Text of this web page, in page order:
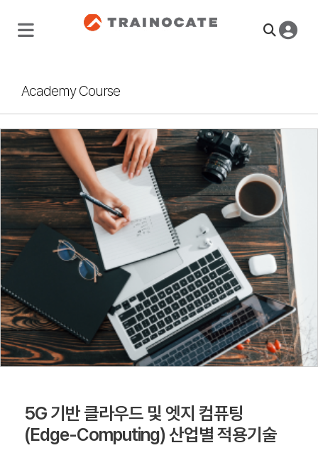
Academy Course
5G 기반 클라우드 및 엣지 컴퓨팅
(Edge-Computing) 산업별 적용기술